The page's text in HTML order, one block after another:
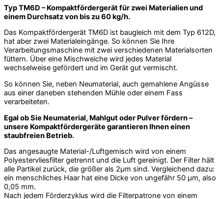
Typ TM6D – Kompaktfördergerät für zwei Materialien und
einem Durchsatz von bis zu 60 kg/h.
Das Kompaktfördergerät TM6D ist baugleich mit dem Typ 612D,
hat aber zwei Materialeingänge. So können Sie Ihre
Verarbeitungsmaschine mit zwei verschiedenen Materialsorten
füttern. Über eine Mischweiche wird jedes Material
wechselweise gefördert und im Gerät gut vermischt.
So können Sie, neben Neumaterial, auch gemahlene Angüsse
aus einer daneben stehenden Mühle oder einem Fass
verarbeiteten.
Egal ob Sie Neumaterial, Mahlgut oder Pulver fördern –
unsere Kompaktfördergeräte garantieren Ihnen einen
staubfreien Betrieb.
Das angesaugte Material-/Luftgemisch wird von einem
Polyestervliesfilter getrennt und die Luft gereinigt. Der Filter hält
alle Partikel zurück, die größer als 2µm sind. Vergleichend dazu:
ein menschliches Haar hat eine Dicke von ungefähr 50 µm, also
0,05 mm.
Nach jedem Förderzyklus wird die Filterpatrone von einem